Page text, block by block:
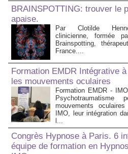
BRAINSPOTTING: trouver le
apaise.
Par Clotilde
clinicienne, formée
Brainspotting,
France....
Formation EMDR Intégrative
les mouvements oculaires
Formation EMDR -
Psychotraumatisme
mouvements
IMO, leur intégration
l...
Congrès Hypnose à Paris. 6
équipe de formation en